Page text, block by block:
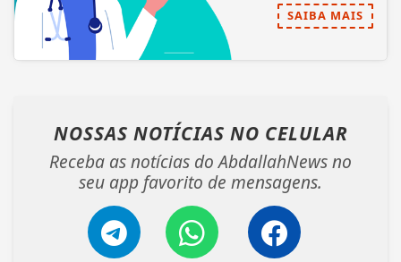
SAIBA MAIS
NOSSAS NOTÍCIAS NO CELULAR
Receba as notícias do AbdallahNews no
seu app favorito de mensagens.